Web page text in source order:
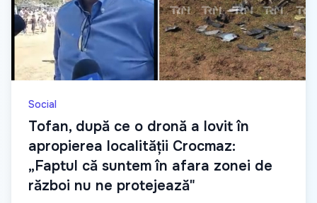
Social
Tofan, după ce o dronă a lovit în
apropierea localității Crocmaz:
„Faptul că suntem în afara zonei de
război nu ne protejează"